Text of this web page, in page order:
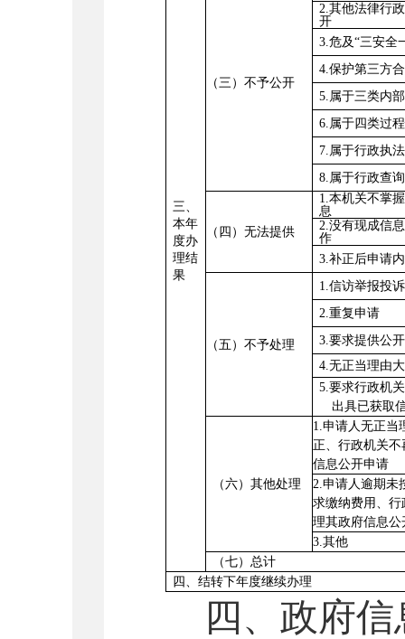
三、
本年
度办
理结
果
（三）不予公开
2.其他法律行
开
3.危及“三安全
4.保护第三方
5.属于三类内
6.属于四类过
7.属于行政执
8.属于行政查
（四）无法提供
1.本机关不掌
息
2.没有现成信
作
3.补正后申请
（五）不予处理
1.信访举报投
2.重复申请
3.要求提供公
4.无正当理由
5.要求行政机
出具已获取
（六）其他处理
1.申请人无正当
正、行政机关
信息公开申请
2.申请人逾期未
求缴纳费用、
理其政府信息公
3.其他
（七）总计
四、结转下年度继续办理
四、政府